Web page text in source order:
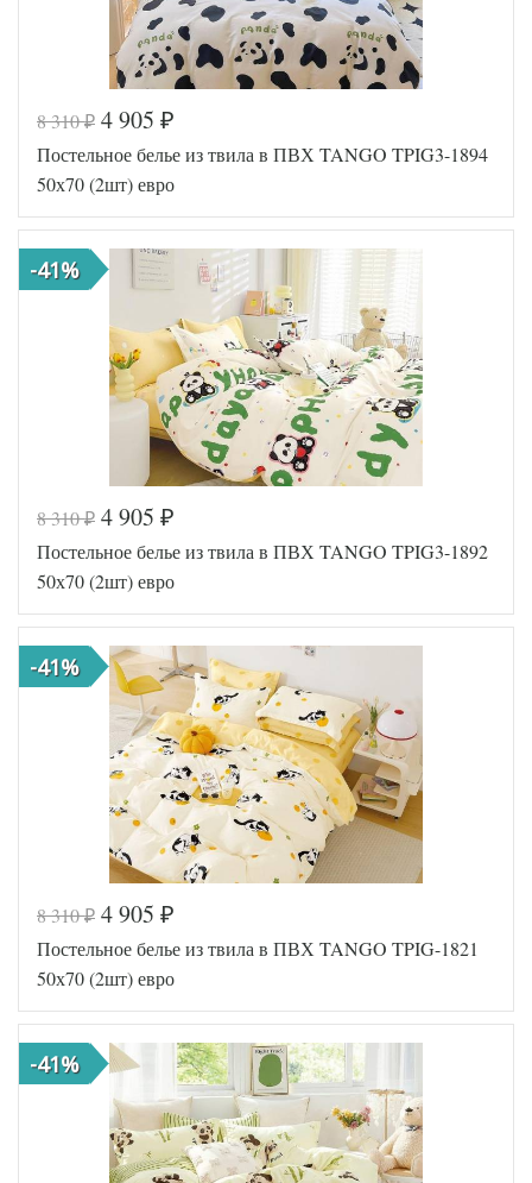
Код товара
559-917
Артикул
TT1092
Размер
пододеяльника 200х220
Размер
простыни
230х250
(2шт)
Производитель
Tango
(Китай)
Код товара
573-239
Артикул
TT1175
Размер
пододеяльника 200х220
Размер
простыни
230х250
50х70
(2шт)
Производитель
Tango
(Китай)
8 310₽ 4 905 ₽
Постельное белье из твила в ПВХ TANGO TPIG3-1894
50х70 (2шт) евро
-41%
Код товара
573-240
Артикул
TT1175
Размер
пододеяльника
200х220
Размер
простыни
230х250
50х70
(2шт)
Производитель
Tango
(Китай)
8 310₽ 4 905 ₽
Постельное белье из твила в ПВХ TANGO TPIG3-1892
50х70 (2шт) евро
-41%
8 310₽ 4 905 ₽
Постельное белье из твила в ПВХ TANGO TPIG-1821
50х70 (2шт) евро
-41%